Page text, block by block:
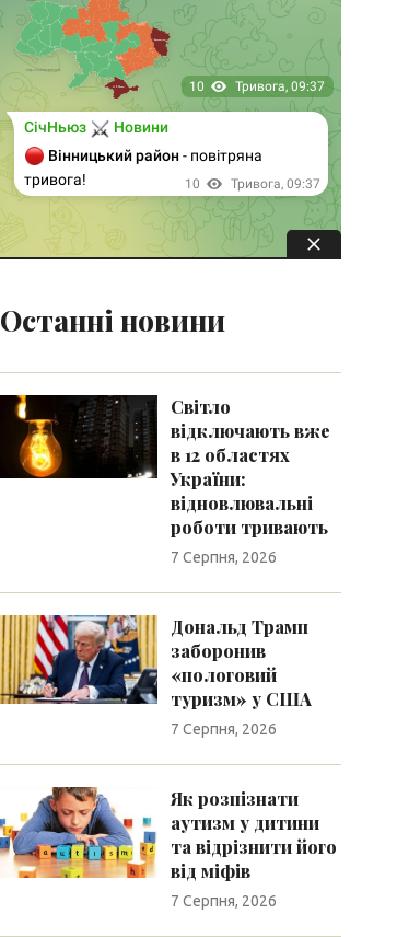
Останні новини
Світло
відключають вже
в 12 областях
України:
відновлювальні
роботи тривають
7 Серпня, 2026
Дональд Трамп
заборонив
«пологовий
туризм» у США
7 Серпня, 2026
Як розпізнати
аутизм у дитини
та відрізнити його
від міфів
7 Серпня, 2026